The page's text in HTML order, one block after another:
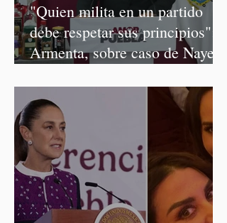
"Quien milita en un partido
debe respetar sus principios":
Armenta, sobre caso de Nayeli